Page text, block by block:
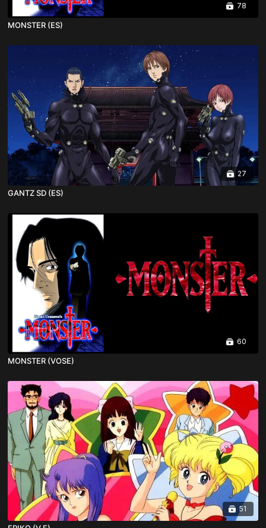
78
MONSTER (ES)
27
GANTZ SD (ES)
60
MONSTER (VOSE)
51